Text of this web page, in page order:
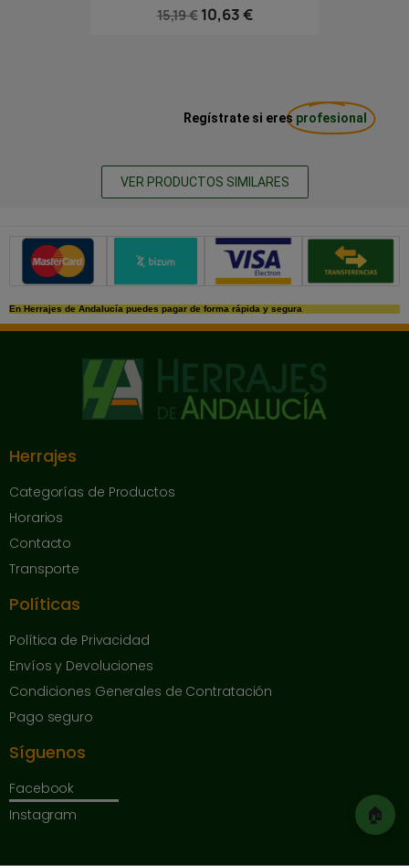
🏠
15,19 € 10,63 €
Regístrate si eres profesional
VER PRODUCTOS SIMILARES
Métodos de pago seguros
En Herrajes de Andalucía puedes pagar de forma rápida y segura
Herrajes
Categorías de Productos
Horarios
Contacto
Transporte
Políticas
Política de Privacidad
Envíos y Devoluciones
Condiciones Generales de Contratación
Pago seguro
Síguenos
Facebook
Instagram